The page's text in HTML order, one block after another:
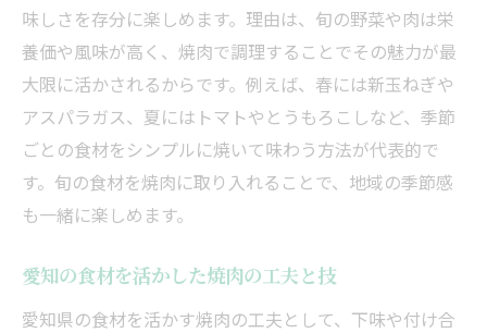
味しさを存分に楽しめます。理由は、旬の野菜や肉は栄
養価や風味が高く、焼肉で調理することでその魅力が最
大限に活かされるからです。例えば、春には新玉ねぎや
アスパラガス、夏にはトマトやとうもろこしなど、季節
ごとの食材をシンプルに焼いて味わう方法が代表的で
す。旬の食材を焼肉に取り入れることで、地域の季節感
も一緒に楽しめます。
愛知の食材を活かした焼肉の工夫と技
愛知県の食材を活かす焼肉の工夫として、下味や付け合